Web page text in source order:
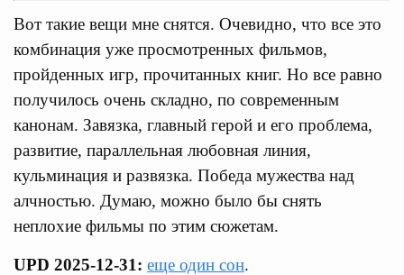
Вот такие вещи мне снятся. Очевидно, что все это
комбинация уже просмотренных фильмов,
пройденных игр, прочитанных книг. Но все равно
получилось очень складно, по современным
канонам. Завязка, главный герой и его проблема,
развитие, параллельная любовная линия,
кульминация и развязка. Победа мужества над
алчностью. Думаю, можно было бы снять
неплохие фильмы по этим сюжетам.
UPD 2025-12-31: еще один сон.